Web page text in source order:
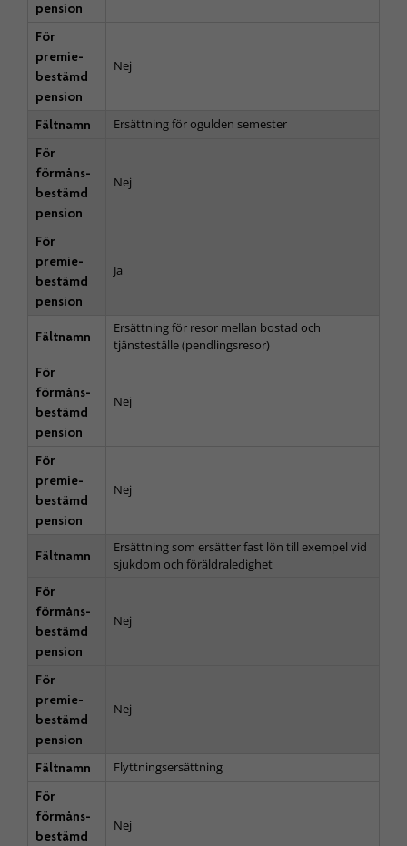
pension
För
premie­
bestämd
pension
Nej
Fältnamn
Ersättning för ogulden semester
För
förmåns­
bestämd
pension
Nej
För
premie­
bestämd
pension
Ja
Fältnamn
Ersättning för resor mellan bostad och
tjänsteställe (pendlingsresor)
För
förmåns­
bestämd
pension
Nej
För
premie­
bestämd
pension
Nej
Fältnamn
Ersättning som ersätter fast lön till exempel vid
sjukdom och föräldraledighet
För
förmåns­
bestämd
pension
Nej
För
premie­
bestämd
pension
Nej
Fältnamn
Flyttningsersättning
För
förmåns­
bestämd
Nej